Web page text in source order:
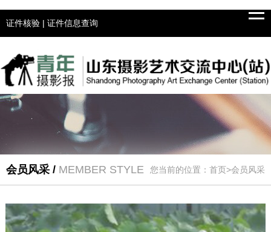
证件核验 | 证件信息查询
会员风采 / MEMBER STYLE 您当前的位置：首页>会员风采